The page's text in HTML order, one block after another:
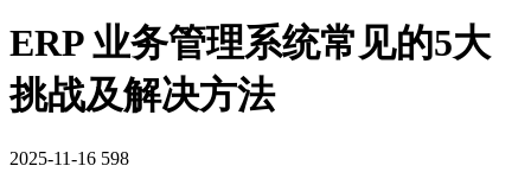
ERP 业务管理系统常见的5大
挑战及解决方法
2025-11-16 598